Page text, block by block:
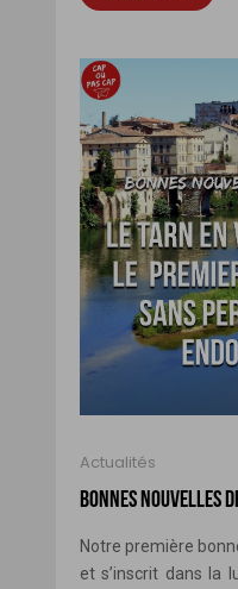
Actualités
BONNES NOUVELLES
Notre première
et s’inscrit dans la